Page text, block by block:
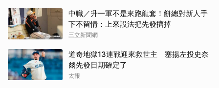
中職／升一軍不是來跑龍套！餅總對新人手
下不留情：上來設法把先發擠掉
三立新聞網
道奇地獄13連戰迎來救世主 塞揚左投史奈
爾先發日期確定了
太報